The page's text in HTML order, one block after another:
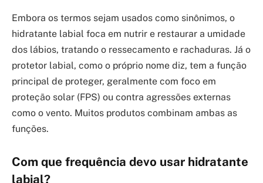
Embora os termos sejam usados como sinônimos, o
hidratante labial foca em nutrir e restaurar a umidade
dos lábios, tratando o ressecamento e rachaduras. Já o
protetor labial, como o próprio nome diz, tem a função
principal de proteger, geralmente com foco em
proteção solar (FPS) ou contra agressões externas
como o vento. Muitos produtos combinam ambas as
funções.
Com que frequência devo usar hidratante
labial?